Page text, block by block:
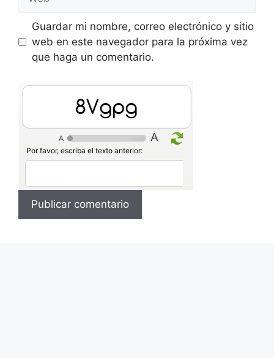
Guardar mi nombre, correo electrónico y sitio
web en este navegador para la próxima vez
que haga un comentario.
HFgog
Por favor, escriba el texto anterior: